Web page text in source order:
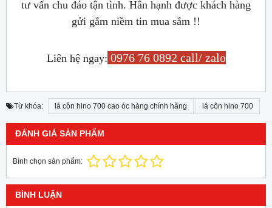
tư vấn chu đáo tận tình. Hân hạnh được khách hàng
gửi gắm niềm tin mua sắm !!
Liên hệ ngay: 0976 76 0892 call/ zalo
Từ khóa: lá côn hino 700 cao óc hàng chính hãng lá côn hino 700
ĐÁNH GIÁ SẢN PHẨM
Bình chọn sản phẩm:
BÌNH LUẬN